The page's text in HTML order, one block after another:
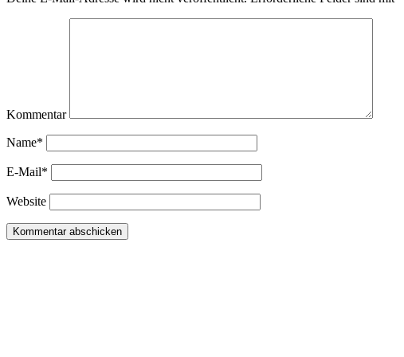
Kommentar
Name*
E-Mail*
Website